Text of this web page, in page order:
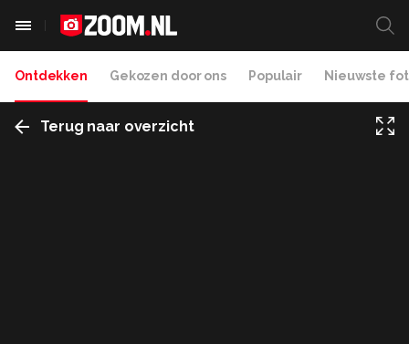
Ontdekken Gekozen door ons Populair Nieuwste
Terug naar overzicht